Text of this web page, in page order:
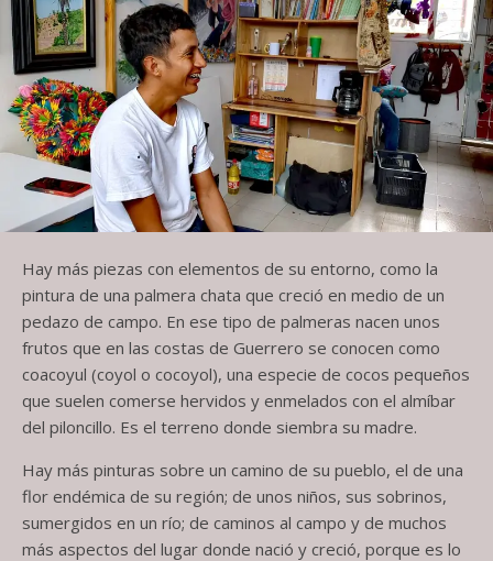
Hay más piezas con elementos de su entorno, como la
pintura de una palmera chata que creció en medio de un
pedazo de campo. En ese tipo de palmeras nacen unos
frutos que en las costas de Guerrero se conocen como
coacoyul (coyol o cocoyol), una especie de cocos pequeños
que suelen comerse hervidos y enmelados con el almíbar
del piloncillo. Es el terreno donde siembra su madre.
Hay más pinturas sobre un camino de su pueblo, el de una
flor endémica de su región; de unos niños, sus sobrinos,
sumergidos en un río; de caminos al campo y de muchos
más aspectos del lugar donde nació y creció, porque es lo